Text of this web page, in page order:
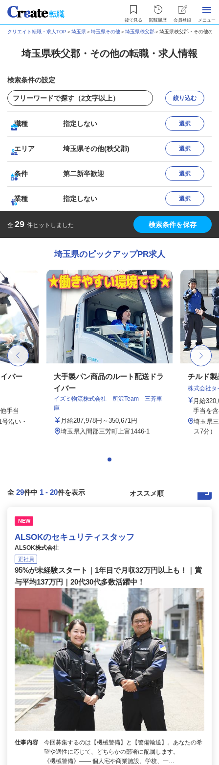
後で見る 閲覧履歴 会員登録 メニュー
クリエイト転職・求人TOP ＞埼玉県＞埼玉県その他＞埼玉県秩父郡＞埼玉県秩父郡・その他の
埼玉県秩父郡・その他の転職・求人情報
検索条件の設定
絞り込む
職種 指定しない 選択
エリア 埼玉県その他(秩父郡) 選択
条件 第二新卒歓迎 選択
業種 指定しない 選択
全 29 件ヒットしました 検索条件を保存
埼玉県のピックアップPR求人
バー
手当
沿い・
大手製パン商品のルート配送ドラ
イバー
イズミ物流株式会社 所沢Team 三芳車
庫
月給287,978円～350,671円
埼玉県入間郡三芳町上富1446-1
チルド製
株式会社タ
月給
手当を
埼玉県
ス7分）
全 29件中 1 - 20件を表示
NEW
ALSOKのセキュリティスタッフ
ALSOK株式会社
正社員
95%が未経験スタート｜1年目で月収32万円以上も！｜賞
与平均137万円｜20代30代多数活躍中！
仕事内容
今回募集するのは【機械警備】と【警備輸送】。あなたの希
望や適性に応じて、どちらかの部署に配属します。 ――
《機械警備》―― 個人宅や商業施設、学校、一…